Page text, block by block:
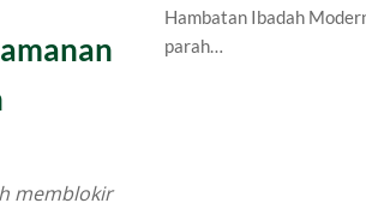
memblokir
Hambatan Ibadah
parah…